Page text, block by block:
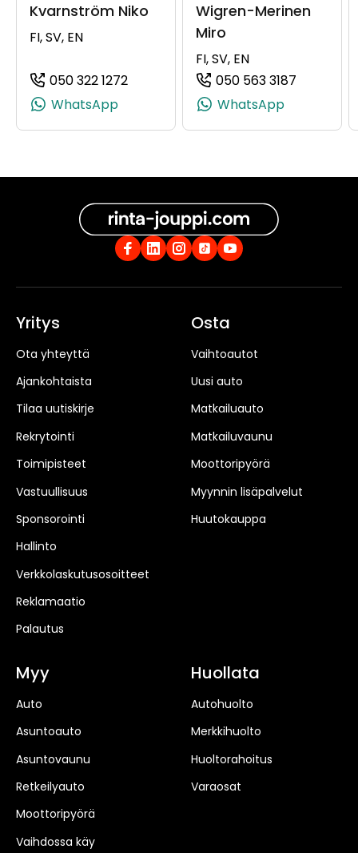
Kvarnström Niko
FI, SV, EN
050 322 1272
(+358503221272, 0503221272, +358
WhatsApp
Wigren-Merinen
Miro
FI, SV, EN
050 563 3187
WhatsApp
Yritys
Ota yhteyttä
Ajankohtaista
Tilaa uutiskirje
Rekrytointi
Toimipisteet
Vastuullisuus
Sponsorointi
Hallinto
Verkkolaskutusosoitteet
Reklamaatio
Palautus
Osta
Vaihtoautot
Uusi auto
Matkailuauto
Matkailuvaunu
Moottoripyörä
Myynnin lisäpalvelut
Huutokauppa
Myy
Auto
Asuntoauto
Asuntovaunu
Retkeilyauto
Moottoripyörä
Vaihdossa käy
Huollata
Autohuolto
Merkkihuolto
Huoltorahoitus
Varaosat